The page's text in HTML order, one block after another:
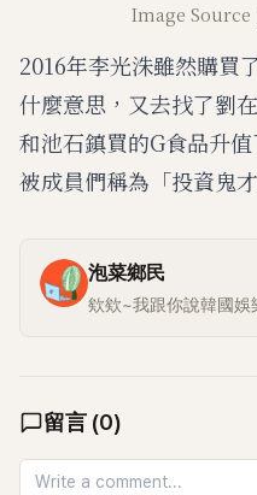
Image Source
2016年李光洙雖然購買
什麼意思，又去找了劉
和池石鎮買的G食品升
被成員們稱為「投資鬼才
泡菜鄉民
欸欸~我跟你說韓國娛
留言 (0)